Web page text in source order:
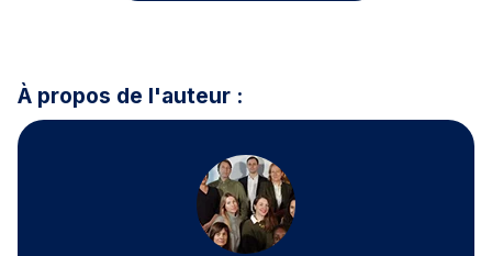
À propos de l'auteur :